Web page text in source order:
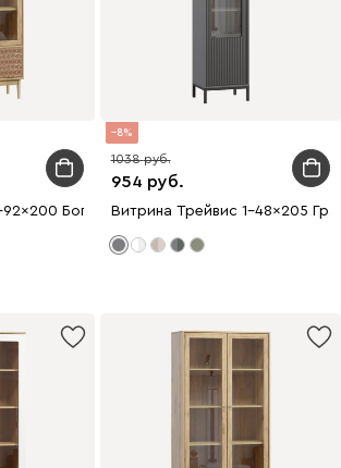
Богема
8
954
1038
Витрина Трейвис 1-48x205